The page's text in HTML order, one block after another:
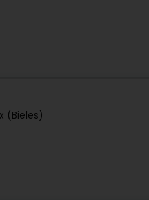
(Bieles)